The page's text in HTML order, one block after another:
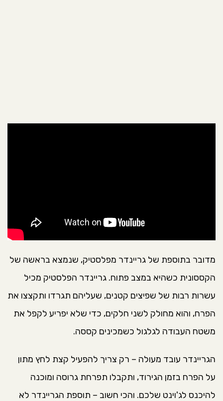
מדובר בתוספת של גריינדר מפלסטיק, שנמצא בראשה של
הקססונית כשהיא במצב פתוח. גריינדר הפלסטיק מכיל
עשרות רבות של שפיצים קטנים, שעליהם תגרדו ותקצצו את
הפרח, והוא מחולק לשני חלקים, כדי שלא יפריע לקפל את
משטח העבודה לגלגול כשמכינים קססה.
הגריינדר עובד מעולה – רק צריך להפעיל קצת לחץ מתון
על הפרח בזמן הגירוד, ותקבלו תפרחת גרוסה ומוכנה
להיכנס לג'וינט שלכם. והכי חשוב – תוספת הגריינדר לא